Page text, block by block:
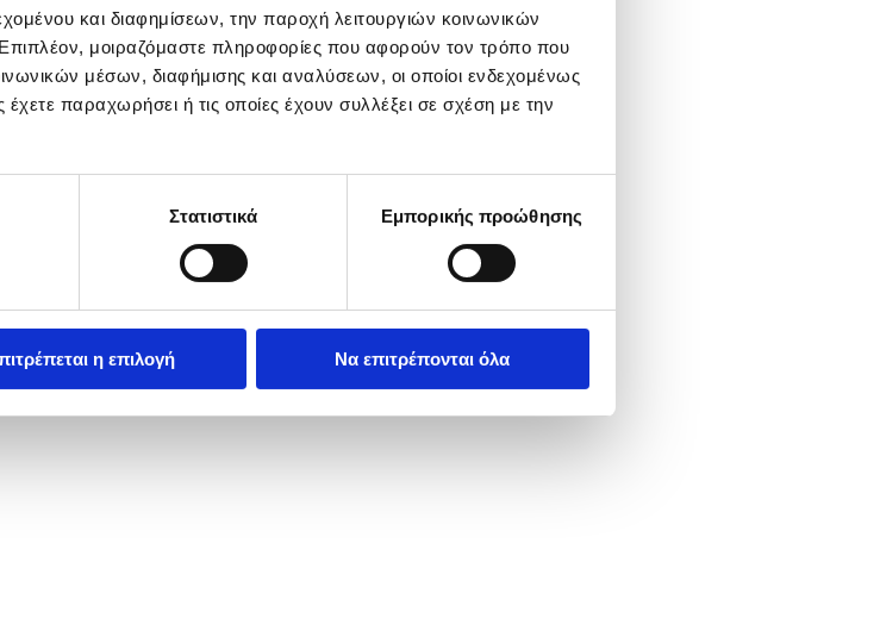
και διαφημίσεων, την παροχή λειτουργιών κοινωνικών
μοιραζόμαστε πληροφορίες που αφορούν τον τρόπο που
μέσων, διαφήμισης και αναλύσεων, οι οποίοι ενδεχομένως
παραχωρήσει ή τις οποίες έχουν συλλέξει σε σχέση με την
Στατιστικά Εμπορικής προώθησης
η επιλογή Να επιτρέπονται όλα
της ΠΟΕΔ